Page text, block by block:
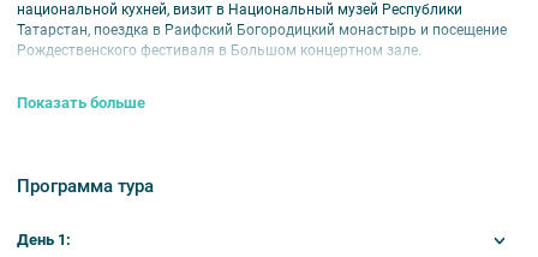
национальной кухней, визит в Национальный музей Республики
Татарстан, поездка в Раифский Богородицкий монастырь и посещение
Рождественского фестиваля в Большом концертном зале.
Питание: завтрак «шведский стол» или «накрытие» (со второго дня
Оплачивается дополнительно:
Показать больше
Программа тура
День 1: